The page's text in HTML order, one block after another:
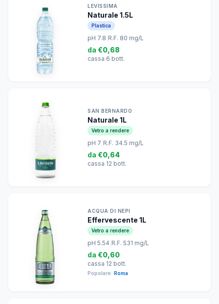
LEVISSIMA
Naturale 1.5L
Plastica
pH 7.8 R.F. 80 mg/L
da €0,68
cassa 6 bott.
SAN BERNARDO
Naturale 1L
Vetro a rendere
pH 7 R.F. 34.5 mg/L
da €0,64
cassa 12 bott.
ACQUA DI NEPI
Effervescente 1L
Vetro a rendere
pH 5.54 R.F. 531 mg/L
da €0,60
cassa 12 bott.
Popolare: Roma